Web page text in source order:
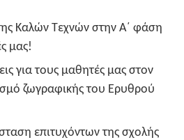
Καλών Τεχνών στην Α΄ φάση
μας!
για τους μαθητές μας στον
ζωγραφικής του Ερυθρού
επιτυχόντων της σχολής